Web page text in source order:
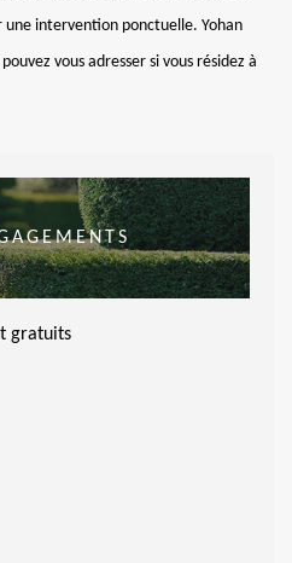
intervention ponctuelle. Yohan
vous adresser si vous résidez à
gratuits